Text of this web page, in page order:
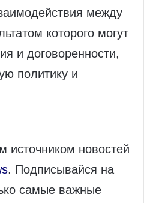
между
которого могут
и договоренности,
политику и
источником новостей
. Подписывайся на
самые важные